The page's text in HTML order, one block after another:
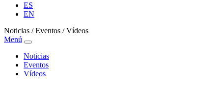
ES
EN
Noticias / Eventos / Vídeos
Menú
Noticias
Eventos
Vídeos